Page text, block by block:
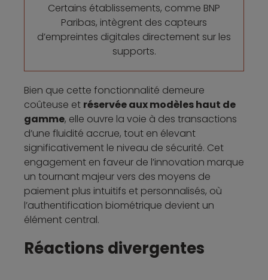
Certains établissements, comme BNP
Paribas, intègrent des capteurs
d’empreintes digitales directement sur les
supports.
Bien que cette fonctionnalité demeure
coûteuse et réservée aux modèles haut de
gamme, elle ouvre la voie à des transactions
d’une fluidité accrue, tout en élevant
significativement le niveau de sécurité. Cet
engagement en faveur de l’innovation marque
un tournant majeur vers des moyens de
paiement plus intuitifs et personnalisés, où
l’authentification biométrique devient un
élément central.
Réactions divergentes